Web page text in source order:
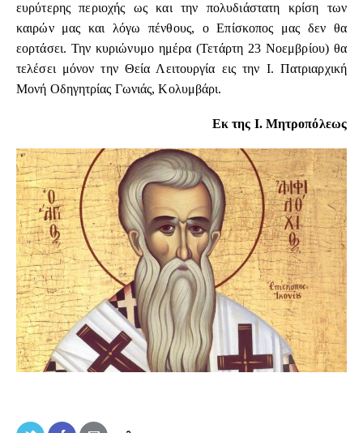
ευρύτερης περιοχής ως και την πολυδιάστατη κρίση των
καιρών μας και λόγω πένθους, ο Επίσκοπος μας δεν θα
εορτάσει. Την κυριώνυμο ημέρα (Τετάρτη 23 Νοεμβρίου) θα
τελέσει μόνον την Θεία Λειτουργία εις την Ι. Πατριαρχική
Μονή Οδηγητρίας Γωνιάς, Κολυμβάρι.
Εκ της Ι. Μητροπόλεως